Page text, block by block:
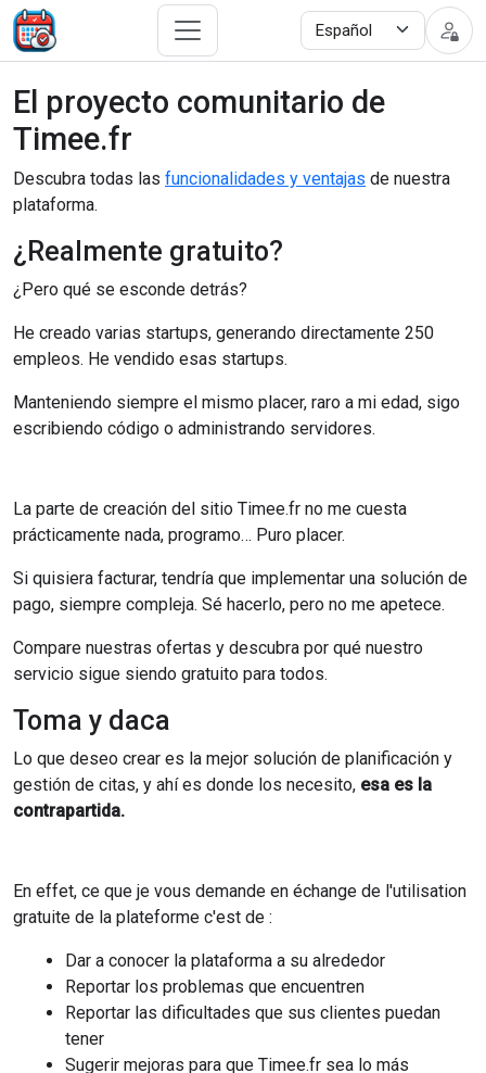
El proyecto comunitario de
Timee.fr
Descubra todas las funcionalidades y ventajas de nuestra
plataforma.
¿Realmente gratuito?
¿Pero qué se esconde detrás?
He creado varias startups, generando directamente 250
empleos. He vendido esas startups.
Manteniendo siempre el mismo placer, raro a mi edad, sigo
escribiendo código o administrando servidores.
La parte de creación del sitio Timee.fr no me cuesta
prácticamente nada, programo… Puro placer.
Si quisiera facturar, tendría que implementar una solución de
pago, siempre compleja. Sé hacerlo, pero no me apetece.
Compare nuestras ofertas y descubra por qué nuestro
servicio sigue siendo gratuito para todos.
Toma y daca
Lo que deseo crear es la mejor solución de planificación y
gestión de citas, y ahí es donde los necesito, esa es la
contrapartida.
En effet, ce que je vous demande en échange de l'utilisation
gratuite de la plateforme c'est de :
Dar a conocer la plataforma a su alrededor
Reportar los problemas que encuentren
Reportar las dificultades que sus clientes puedan
tener
Sugerir mejoras para que Timee.fr sea lo más